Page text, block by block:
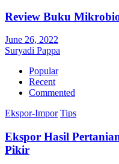
Review Buku
June 26, 2022
Suryadi Pappa
Popular
Recent
Commented
Ekspor-Impor Tips
Ekspor Hasil
Pikir